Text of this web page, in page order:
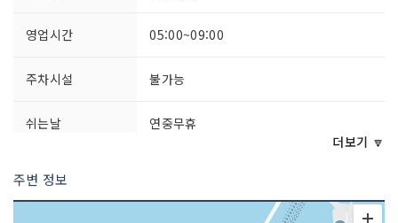
영업시간 05:00~09:00
주차시설 불가능
쉬는날 연중무휴
더보기 🔽
주변 정보